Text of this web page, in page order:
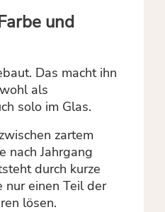
und
Das macht ihn
als
solo im Glas.
zartem
nach Jahrgang
durch kurze
nur einen Teil der
lösen.